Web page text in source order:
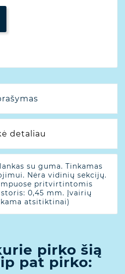
detaliau
su guma. Tinkamas
Nėra vidinių sekcijų.
pritvirtintomis
0,45 mm. Įvairių
atsitiktinai)
pirko šią
pat pirko: